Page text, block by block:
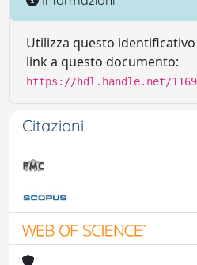
Utilizza questo
link a questo documento:
https://hdl.handle.net/
Citazioni